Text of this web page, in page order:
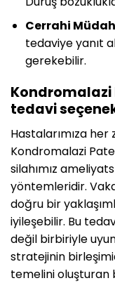
Cerrahi
tedaviye yanıt
gerekebilir.
Kondromalazi
tedavi
Hastalarımıza
Kondromalazi
silahımız
yöntemleridir.
doğru bir
iyileşebilir. Bu
değil birbiriyle
stratejinin
temelini oluşturan